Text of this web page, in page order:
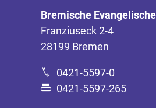
Bremische
Franziuseck 2-4
28199 Bremen
0421-5597-0
0421-5597-265